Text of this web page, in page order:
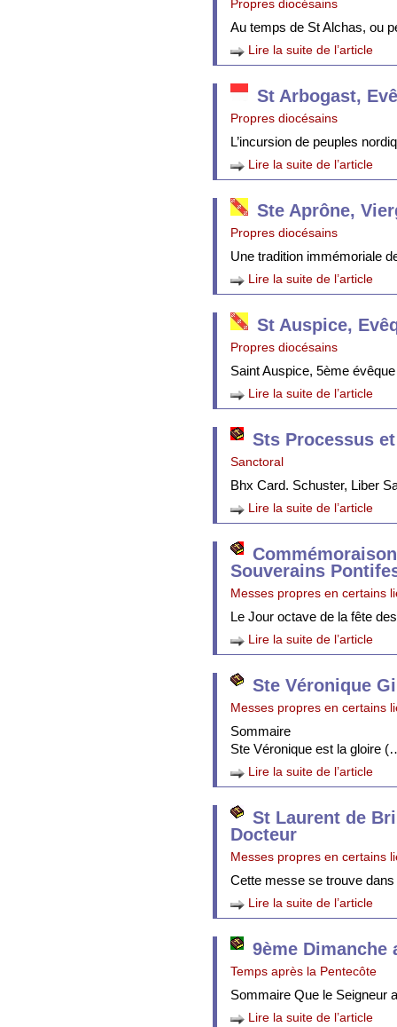
Propres diocésains
Au temps de St Alchas, ou
Lire la suite de l’article
St Arbogast,
Propres diocésains
L’incursion de peuples
Lire la suite de l’article
Ste Aprône,
Propres diocésains
Une tradition immémoriale
Lire la suite de l’article
St Auspice,
Propres diocésains
Saint Auspice, 5ème
Lire la suite de l’article
Sts Processus
Sanctoral
Bhx Card. Schuster, Liber
Lire la suite de l’article
Souverains
Messes propres en certains
Le Jour octave de la fête
Lire la suite de l’article
Ste Véronique
Messes propres en certains
Sommaire
Ste Véronique est la gloire
Lire la suite de l’article
St Laurent de
Docteur
Messes propres en certains
Cette messe se trouve
Lire la suite de l’article
9ème Dimanche
Temps après la Pentecôte
Sommaire Que le Seigneur
Lire la suite de l’article